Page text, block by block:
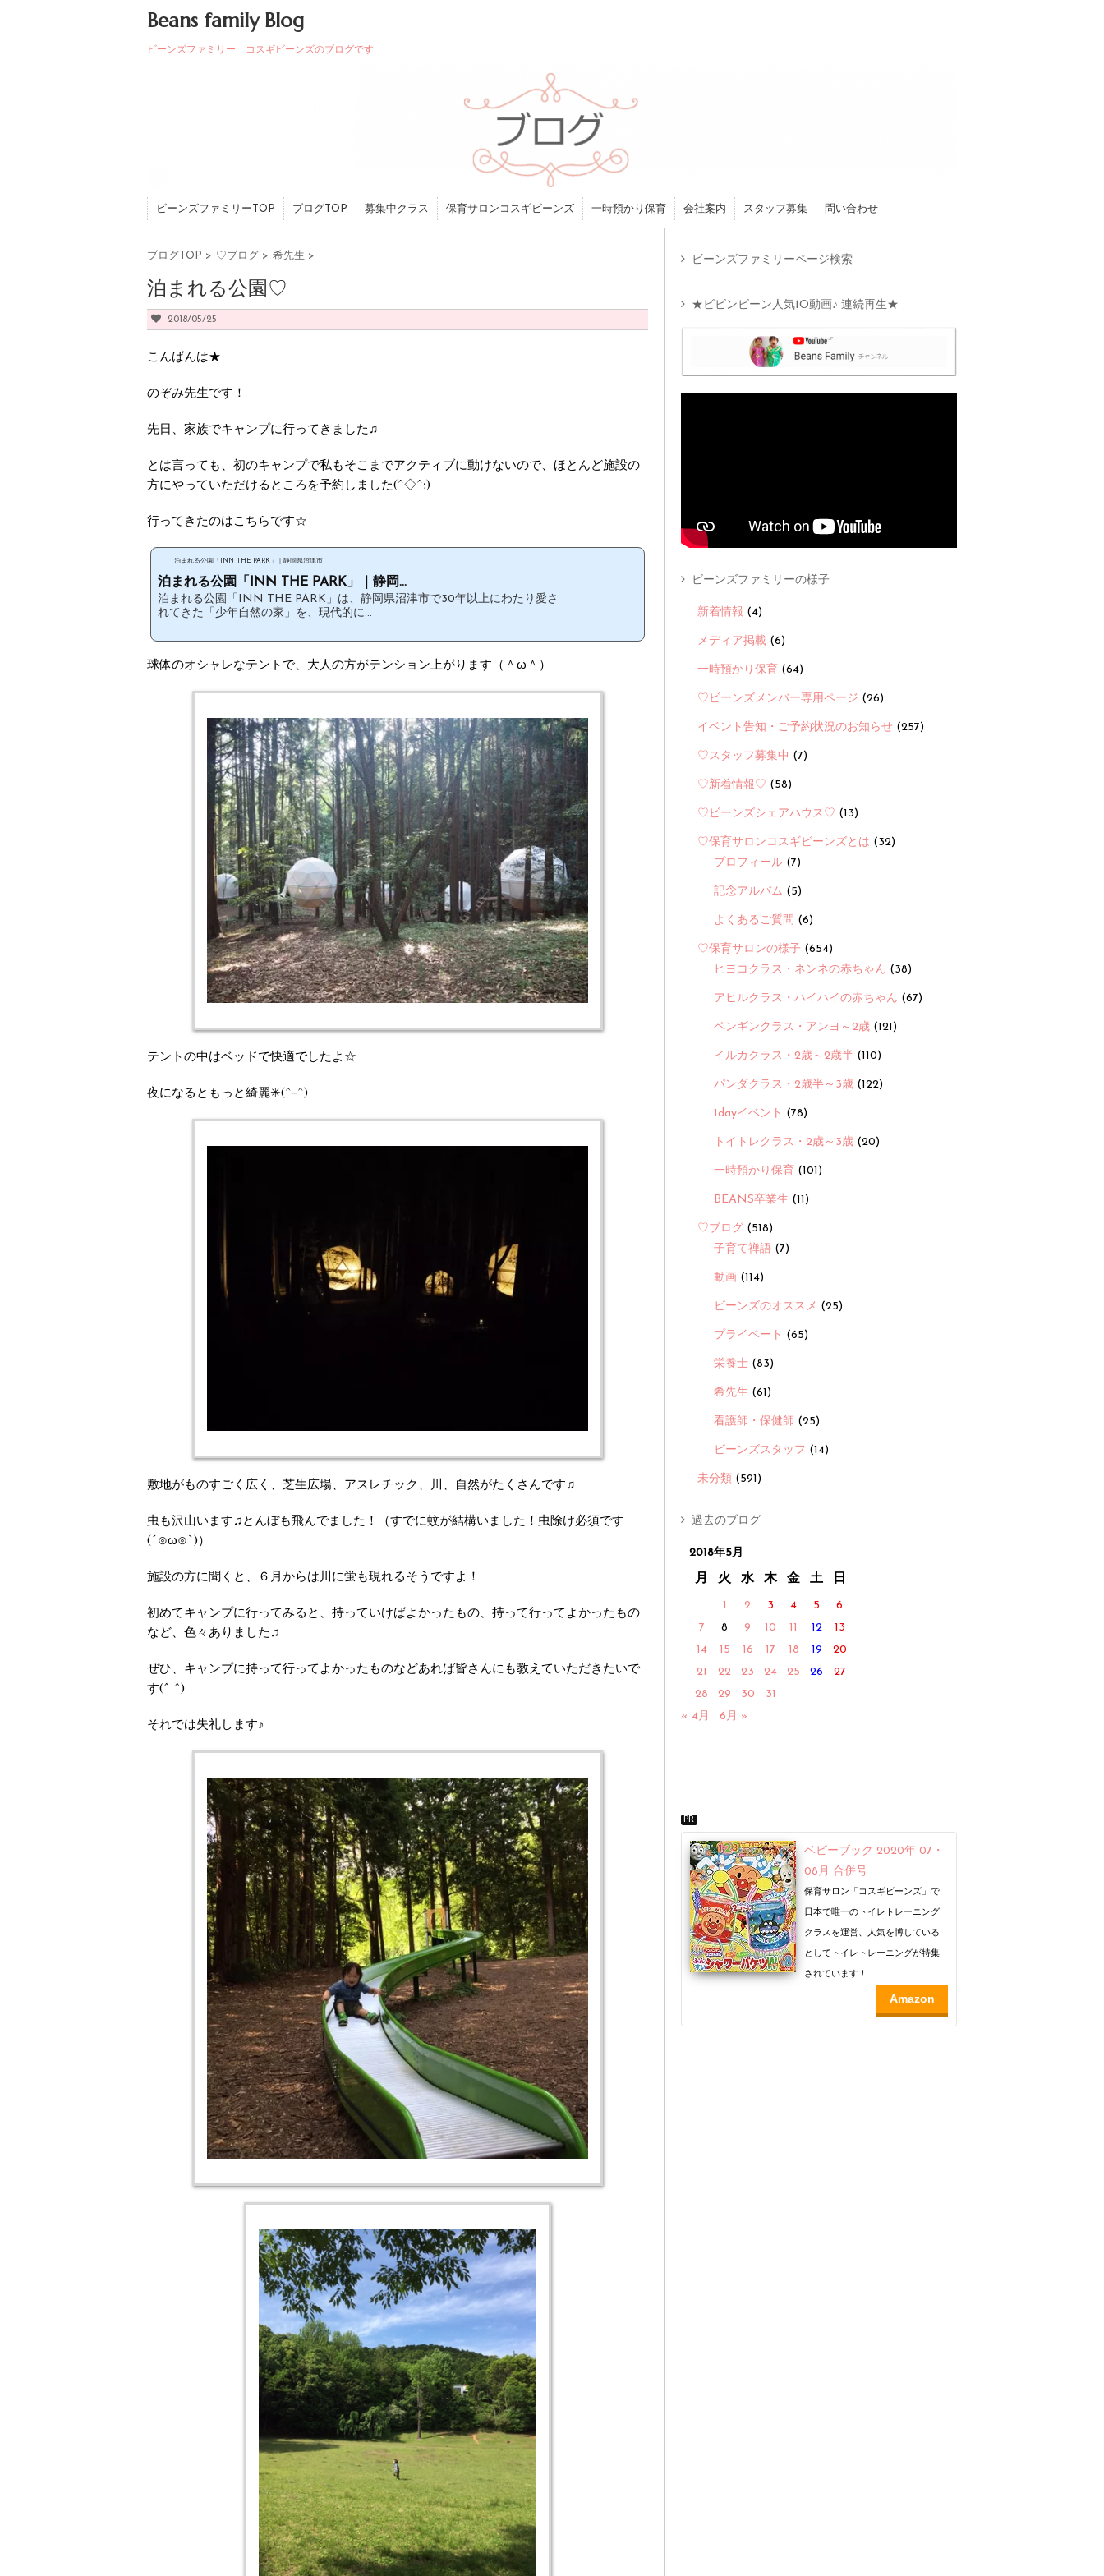
Beans family Blog
ビーンズファミリー コスギビーンズのブログです
ビーンズファミリーTOP ブログTOP 募集中クラス 保育サロンコスギビーンズ 一時預かり保育 会社案内 スタッフ募集 問い合わせ
ブログTOP > ♡ブログ > 希先生 >
泊まれる公園♡
2018/05/25
こんばんは★
のぞみ先生です！
先日、家族でキャンプに行ってきました♫
とは言っても、初のキャンプで私もそこまでアクティブに動けないので、ほとんど施設の
方にやっていただけるところを予約しました(^◇^;)
行ってきたのはこちらです☆
泊まれる公園「INN THE PARK」｜静岡県沼津市
泊まれる公園「INN THE PARK」｜静岡...
泊まれる公園「INN THE PARK」は、静岡県沼津市で30年以上にわたり愛さ
れてきた「少年自然の家」を、現代的に...
球体のオシャレなテントで、大人の方がテンション上がります（＾ω＾）
テントの中はベッドで快適でしたよ☆
夜になるともっと綺麗✳︎(^-^)
敷地がものすごく広く、芝生広場、アスレチック、川、自然がたくさんです♫
虫も沢山います♫とんぼも飛んでました！（すでに蚊が結構いました！虫除け必須です
(´⊙ω⊙`)）
施設の方に聞くと、６月からは川に蛍も現れるそうですよ！
初めてキャンプに行ってみると、持っていけばよかったもの、持って行ってよかったもの
など、色々ありました♫
ぜひ、キャンプに持って行ってよかったものなどあれば皆さんにも教えていただきたいで
す(^ ^)
それでは失礼します♪
ビーンズファミリーページ検索
★ビビンビーン人気10動画♪ 連続再生★
ビーンズファミリーの様子
新着情報 (4)
メディア掲載 (6)
一時預かり保育 (64)
♡ビーンズメンバー専用ページ (26)
イベント告知・ご予約状況のお知らせ (257)
♡スタッフ募集中 (7)
♡新着情報♡ (58)
♡ビーンズシェアハウス♡ (13)
♡保育サロンコスギビーンズとは (32)
プロフィール (7)
記念アルバム (5)
よくあるご質問 (6)
♡保育サロンの様子 (654)
ヒヨコクラス・ネンネの赤ちゃん (38)
アヒルクラス・ハイハイの赤ちゃん (67)
ペンギンクラス・アンヨ～2歳 (121)
イルカクラス・2歳～2歳半 (110)
パンダクラス・2歳半～3歳 (122)
1dayイベント (78)
トイトレクラス・2歳～3歳 (20)
一時預かり保育 (101)
BEANS卒業生 (11)
♡ブログ (518)
子育て禅語 (7)
動画 (114)
ビーンズのオススメ (25)
プライベート (65)
栄養士 (83)
希先生 (61)
看護師・保健師 (25)
ビーンズスタッフ (14)
未分類 (591)
過去のブログ
2018年5月
月 火 水 木 金 土 日
1 2 3 4 5
6
7
8 9 10 11 12
13
14
15 16 17 18 19
20
21
22 23 24 25 26
27
28
29 30
31
« 4月
6月 »
PR
ベビーブック 2020年 07・
08月 合併号
保育サロン「コスギビーンズ」で
日本で唯一のトイレトレーニング
クラスを運営、人気を博している
としてトイレトレーニングが特集
されています！
Amazon